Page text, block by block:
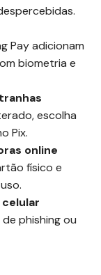
Pay adicionam
biometria e
escolha
Pix.
online
físico e
phishing ou